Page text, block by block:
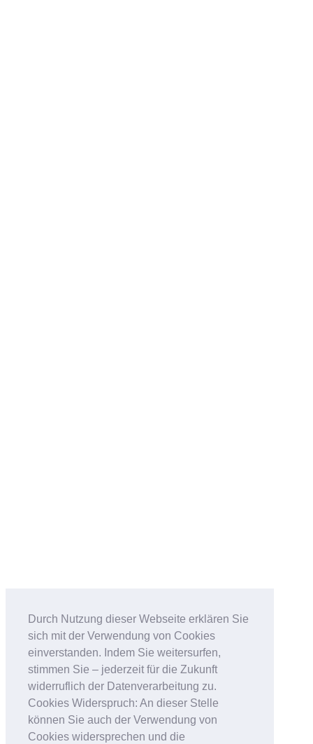
Durch Nutzung dieser Webseite erklären Sie
sich mit der Verwendung von Cookies
einverstanden. Indem Sie weitersurfen,
stimmen Sie – jederzeit für die Zukunft
widerruflich der Datenverarbeitung zu.
Cookies Widerspruch: An dieser Stelle
können Sie auch der Verwendung von
Cookies widersprechen und die